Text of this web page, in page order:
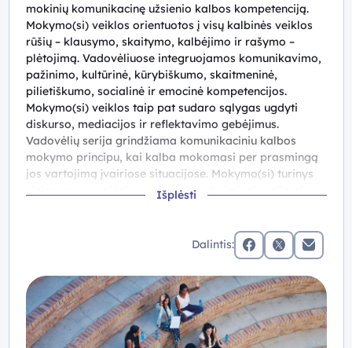
Išplėsti
mokinių komunikacinę užsienio kalbos kompetenciją.
Mokymo(si) veiklos orientuotos į visų kalbinės veiklos
rūšių – klausymo, skaitymo, kalbėjimo ir rašymo –
plėtojimą. Vadovėliuose integruojamos komunikavimo,
pažinimo, kultūrinė, kūrybiškumo, skaitmeninė,
pilietiškumo, socialinė ir emocinė kompetencijos.
Mokymo(si) veiklos taip pat sudaro sąlygas ugdyti
diskurso, mediacijos ir reflektavimo gebėjimus.
Vadovėlių serija grindžiama komunikaciniu kalbos
mokymo principu, kai kalba mokomasi per prasmingą
jos vartojimą įvairiose situacijose. Mokymo(si) turinys
siejamas su mokinių gyvenimo patirtimi, aktualiomis
veiklos ir vaidmenų žaidimai skatina mokinius aktyviai
vartoti kalbą, bendradarbiauti, reikšti nuomonę ir
argumentuoti savo požiūrį.
Vadovėliuose daug dėmesio skiriama mokinių kritinio
mąstymo ir savarankiško mokymosi gebėjimų ugdymui.
Skyriai „Active Reading“, „Active Listening“ ir „Exam
Strategies“ padeda mokiniams taikyti įvairias
Dalintis:
facebookx (twitter)